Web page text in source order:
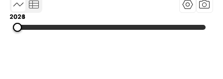
2021
2023
2026